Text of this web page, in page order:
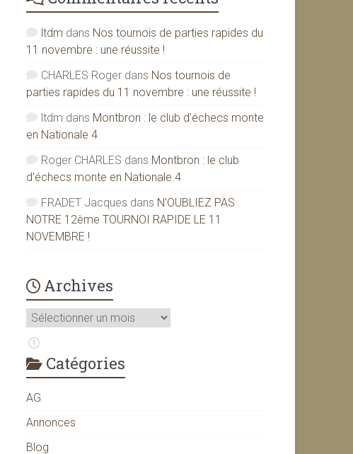
ltdm dans Nos tournois de parties rapides du
11 novembre : une réussite !
CHARLES Roger dans Nos tournois de
parties rapides du 11 novembre : une réussite !
ltdm dans Montbron : le club d’échecs monte
en Nationale 4
Roger CHARLES dans Montbron : le club
d’échecs monte en Nationale 4
FRADET Jacques dans N’OUBLIEZ PAS
NOTRE 12ème TOURNOI RAPIDE LE 11
NOVEMBRE !
Archives
Archives
Catégories
AG
Annonces
Blog